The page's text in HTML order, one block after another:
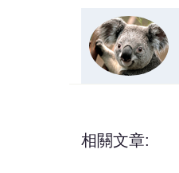
相關文章: